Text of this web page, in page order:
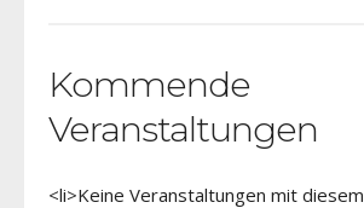
Kommende
Veranstaltungen
<li>Keine Veranstaltungen mit diesem